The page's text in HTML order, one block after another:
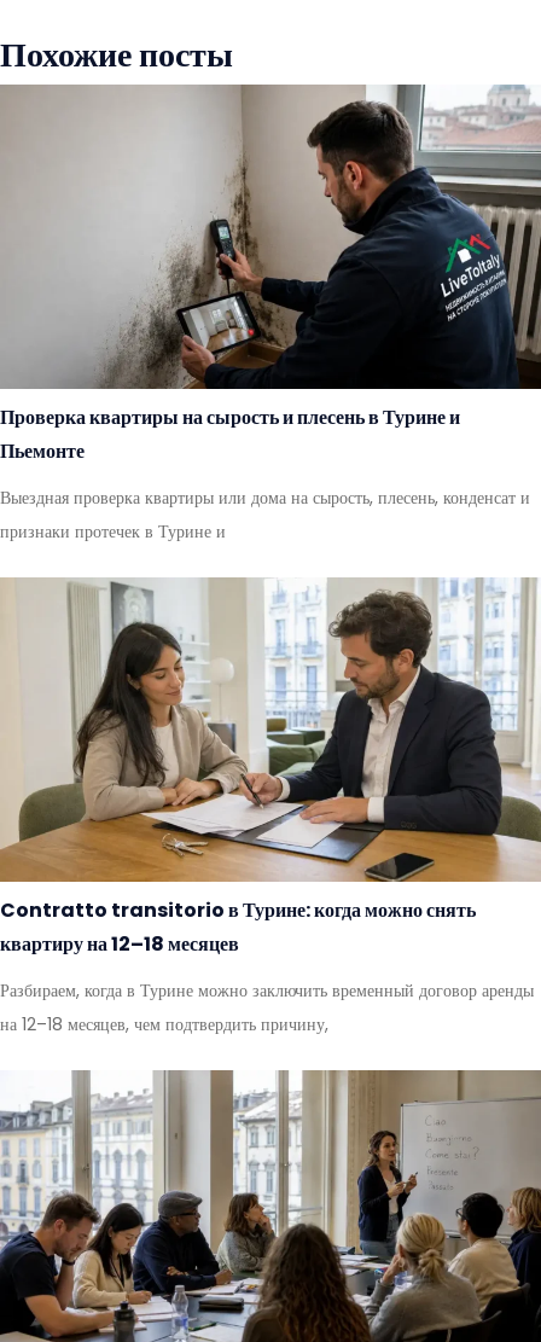
Похожие посты
Проверка квартиры на сырость и плесень в Турине и
Пьемонте
Выездная проверка квартиры или дома на сырость, плесень, конденсат и
признаки протечек в Турине и
Contratto transitorio в Турине: когда можно снять
квартиру на 12–18 месяцев
Разбираем, когда в Турине можно заключить временный договор аренды
на 12–18 месяцев, чем подтвердить причину,